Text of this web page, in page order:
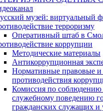
музей: виртуальный
терроризму
Оперативный штаб в
коррупции
Методические материалы
Антикоррупционная
Нормативные правовые
противодействия
Комиссия по соблюдению
служебному поведению
гражданских служащих и